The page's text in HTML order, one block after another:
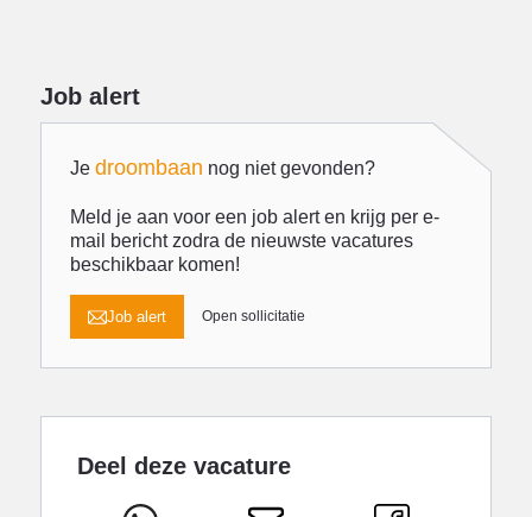
Job alert
Je droombaan nog niet gevonden?
Meld je aan voor een job alert en krijg per e-
mail bericht zodra de nieuwste vacatures
beschikbaar komen!
Job alert Open sollicitatie
Deel deze vacature